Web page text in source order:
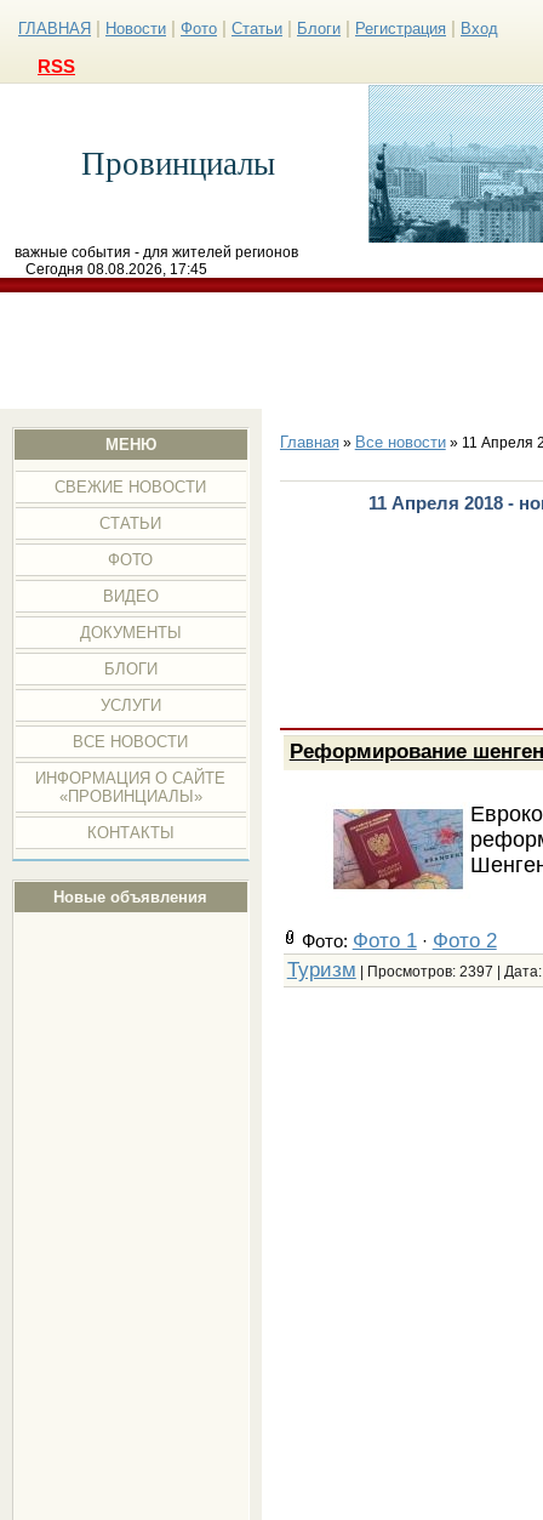
ГЛАВНАЯ Новости Фото Статьи Блоги Регистрация Вход
RSS
Провинциалы
важные события - для жителей регионов
Сегодня 08.08.2026, 17:45
МЕНЮ
СВЕЖИЕ НОВОСТИ
СТАТЬИ
ФОТО
ВИДЕО
ДОКУМЕНТЫ
БЛОГИ
УСЛУГИ
ВСЕ НОВОСТИ
ИНФОРМАЦИЯ О САЙТЕ
«ПРОВИНЦИАЛЫ»
КОНТАКТЫ
Новые объявления
Главная» Все новости» 11 Апреля
11 Апреля 2018 -
Реформирование
Фото: Фото 1· Фото 2
Туризм | Просмотров: 2397 |